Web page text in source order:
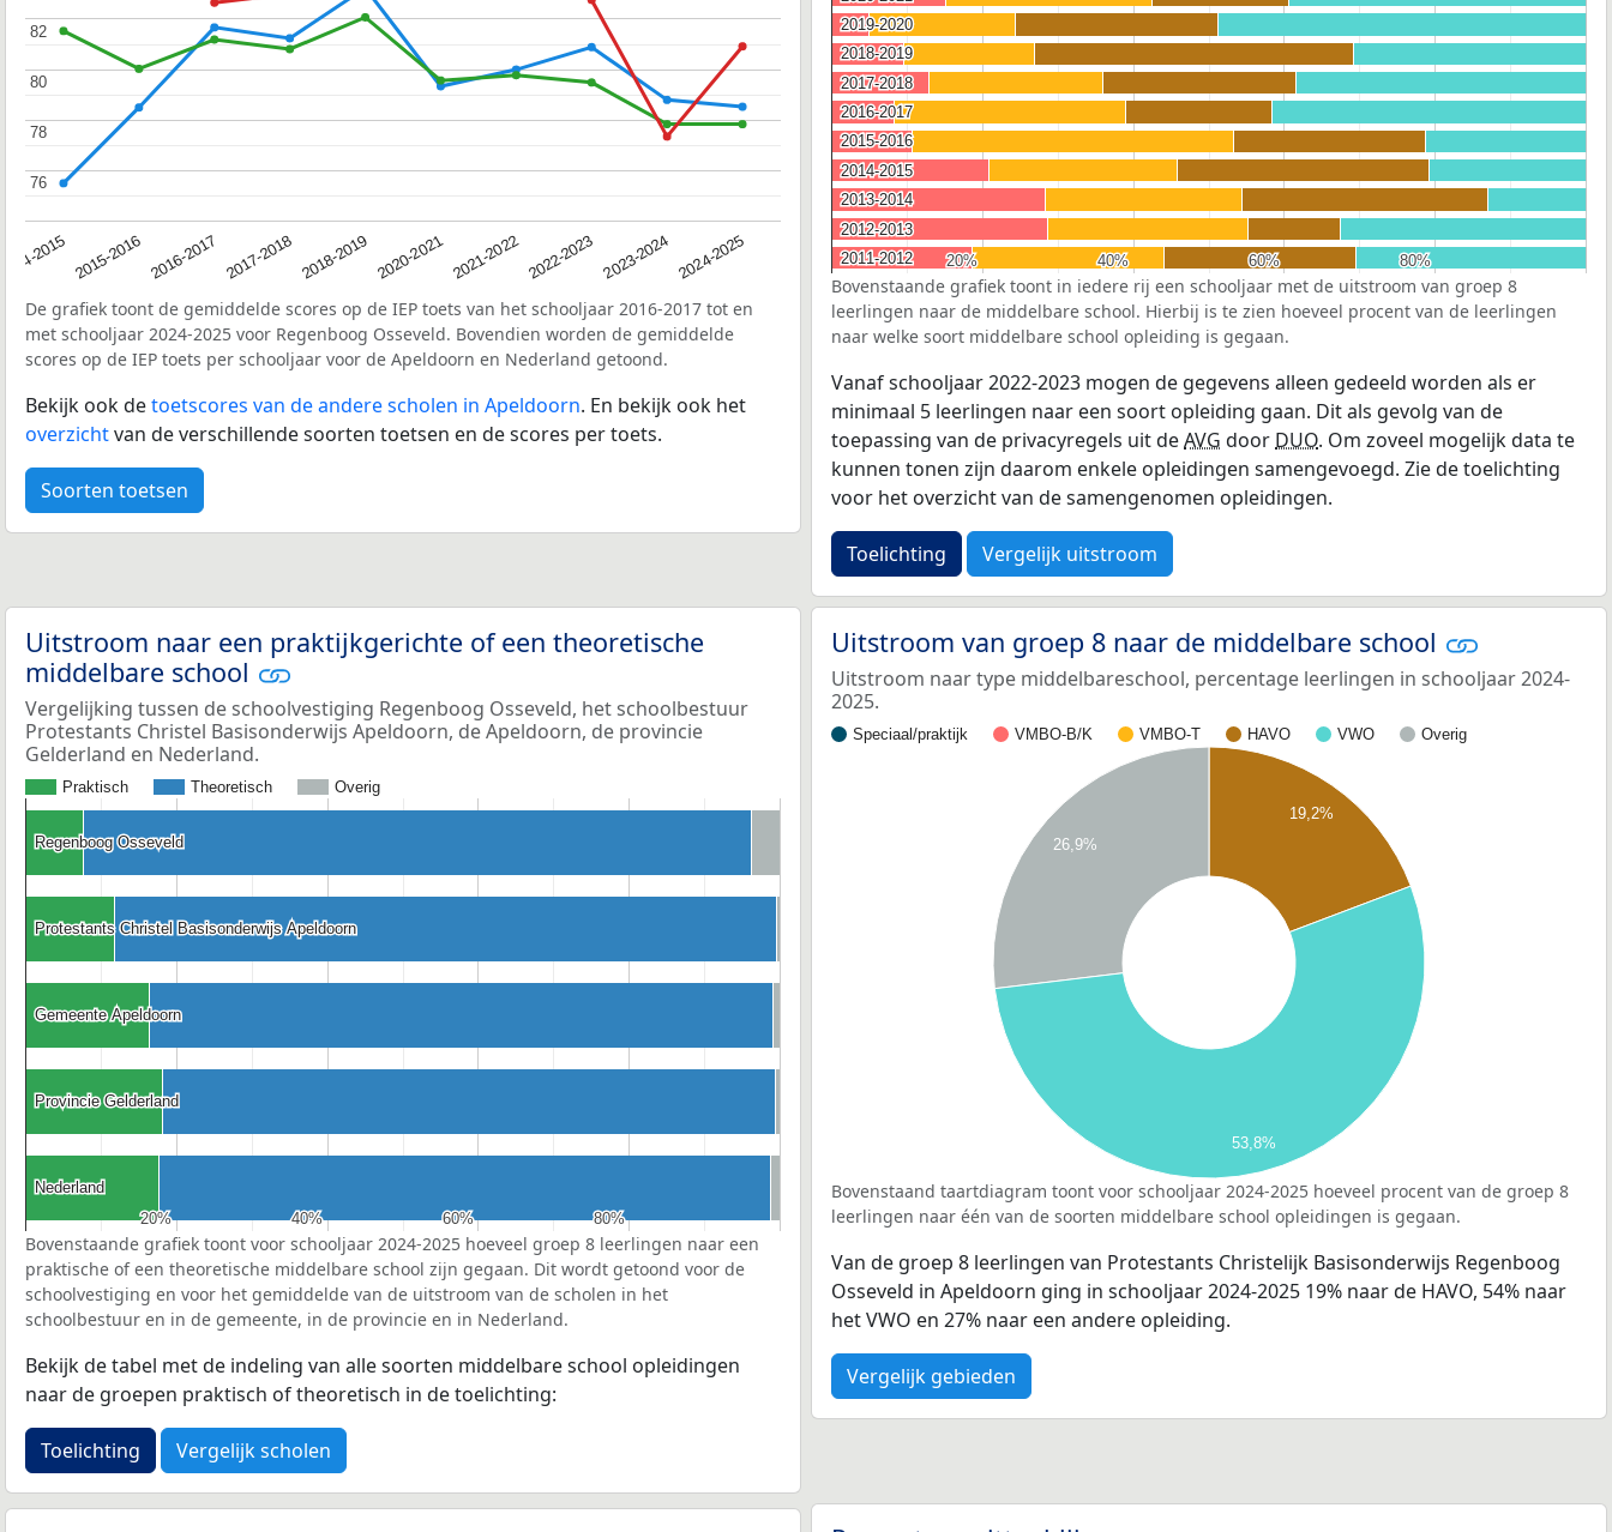
2015 2015-2016 2016-2017 2017-2018 2018-2019 2020-20212021-20222022-2023 2023-2024 2024-2025
76
76
78
78
80
80
82
82
De grafiek toont de gemiddelde scores op de IEP toets van het schooljaar 2016-2017 tot en
met schooljaar 2024-2025 voor Regenboog Osseveld. Bovendien worden de gemiddelde
scores op de IEP toets per schooljaar voor de Apeldoorn en Nederland getoond.
Bekijk ook detoetscores van de andere scholen in Apeldoorn. En bekijk ook het
overzichtvan de verschillende soorten toetsen en de scores per toets.
Soorten toetsen
20%
20% 40%
40% 60%
60% 80%
80%
2019-2020
2019-2020
2018-2019
2018-2019
2017-2018
2017-2018
2016-2017
2016-2017
2015-2016
2015-2016
2014-2015
2014-2015
2013-2014
2013-2014
2012-2013
2012-2013
2011-2012
2011-2012
Bovenstaande grafiek toont in iedere rij een schooljaar met de uitstroom van groep 8
leerlingen naar de middelbare school. Hierbij is te zien hoeveel procent van de leerlingen
naar welke soort middelbare school opleiding is gegaan.
Vanaf schooljaar 2022-2023 mogen de gegevens alleen gedeeld worden als er
minimaal 5 leerlingen naar een soort opleiding gaan. Dit als gevolg van de
toepassing van de privacyregels uit deAVG door DUO. Om zoveel mogelijk data te
kunnen tonen zijn daarom enkele opleidingen samengevoegd. Zie de toelichting
voor het overzicht van de samengenomen opleidingen.
Toelichting Vergelijk uitstroom
Uitstroom naar een praktijkgerichte of een theoretische
middelbare school
Vergelijking tussen de schoolvestiging Regenboog Osseveld, het schoolbestuur
Protestants Christel Basisonderwijs Apeldoorn, de Apeldoorn, de provincie
Gelderland en Nederland.
Praktisch Theoretisch Overig
20%
20% 40%
40% 60%
60% 80%
80%
Regenboog Osseveld
Regenboog Osseveld
Protestants Christel Basisonderwijs Apeldoorn
Protestants Christel Basisonderwijs Apeldoorn
Gemeente Apeldoorn
Gemeente Apeldoorn
Provincie Gelderland
Provincie Gelderland
Nederland
Nederland
Bovenstaande grafiek toont voor schooljaar 2024-2025 hoeveel groep 8 leerlingen naar een
praktische of een theoretische middelbare school zijn gegaan. Dit wordt getoond voor de
schoolvestiging en voor het gemiddelde van de uitstroom van de scholen in het
schoolbestuur en in de gemeente, in de provincie en in Nederland.
Bekijk de tabel met de indeling van alle soorten middelbare school opleidingen
naar de groepen praktisch of theoretisch in de toelichting:
Toelichting Vergelijk scholen
Uitstroom van groep 8 naar de middelbare school
Uitstroom naar type middelbareschool, percentage leerlingen in schooljaar 2024-
2025.
Speciaal/praktijk VMBO-B/K VMBO-T HAVO VWO Overig
19,2%
26,9%
53,8%
Bovenstaand taartdiagram toont voor schooljaar 2024-2025 hoeveel procent van de groep 8
leerlingen naar één van de soorten middelbare school opleidingen is gegaan.
Van de groep 8 leerlingen van Protestants Christelijk Basisonderwijs Regenboog
Osseveld in Apeldoorn ging in schooljaar 2024-2025 19% naar de HAVO, 54% naar
het VWO en 27% naar een andere opleiding.
Vergelijk gebieden